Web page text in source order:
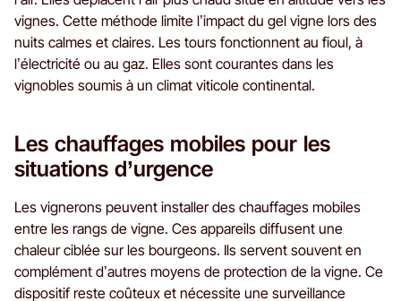
vignes. Cette méthode limite l’impact du gel vigne lors des
nuits calmes et claires. Les tours fonctionnent au fioul, à
l’électricité ou au gaz. Elles sont courantes dans les
vignobles soumis à un climat viticole continental.
Les chauffages mobiles pour les
situations d’urgence
Les vignerons peuvent installer des chauffages mobiles
entre les rangs de vigne. Ces appareils diffusent une
chaleur ciblée sur les bourgeons. Ils servent souvent en
complément d’autres moyens de protection de la vigne. Ce
dispositif reste coûteux et nécessite une surveillance